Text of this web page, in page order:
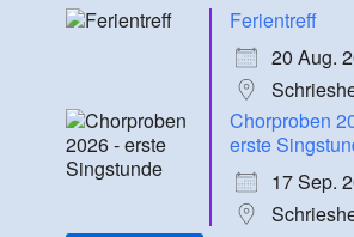
Ferientreff
20 Aug.
Chorproben
erste
17 Sep.